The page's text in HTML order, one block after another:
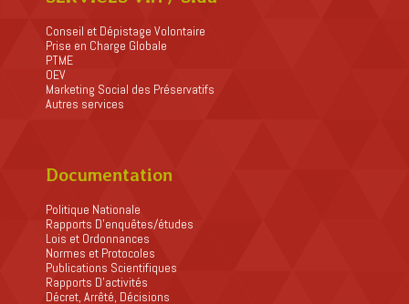
Conseil et Dépistage Volontaire
Prise en Charge Globale
PTME
OEV
Marketing Social des Préservatifs
Autres services
Documentation
Politique Nationale
Rapports D’enquêtes/études
Lois et Ordonnances
Normes et Protocoles
Publications Scientifiques
Rapports D’activités
Décret, Arrêté, Décisions